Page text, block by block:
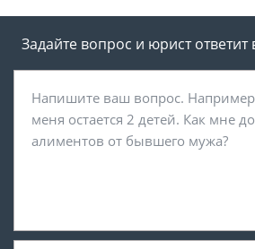
Задайте вопрос и юрист ответит